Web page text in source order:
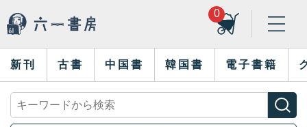
0
新刊 古書 中国書 韓国書 電子書籍